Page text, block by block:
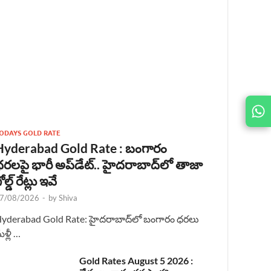
JOIN
US ON
GOLD RATE
Gold Rate : బంగారం
భారీ అప్‌డేట్.. హైదరాబాద్‌లో తాజా
రేట్లు ఇవే
08/2026 - byShiva
Gold Rate: హైదరాబాద్‌లో బంగారం ధరలు
…
Gold Rates August 5 2026 :